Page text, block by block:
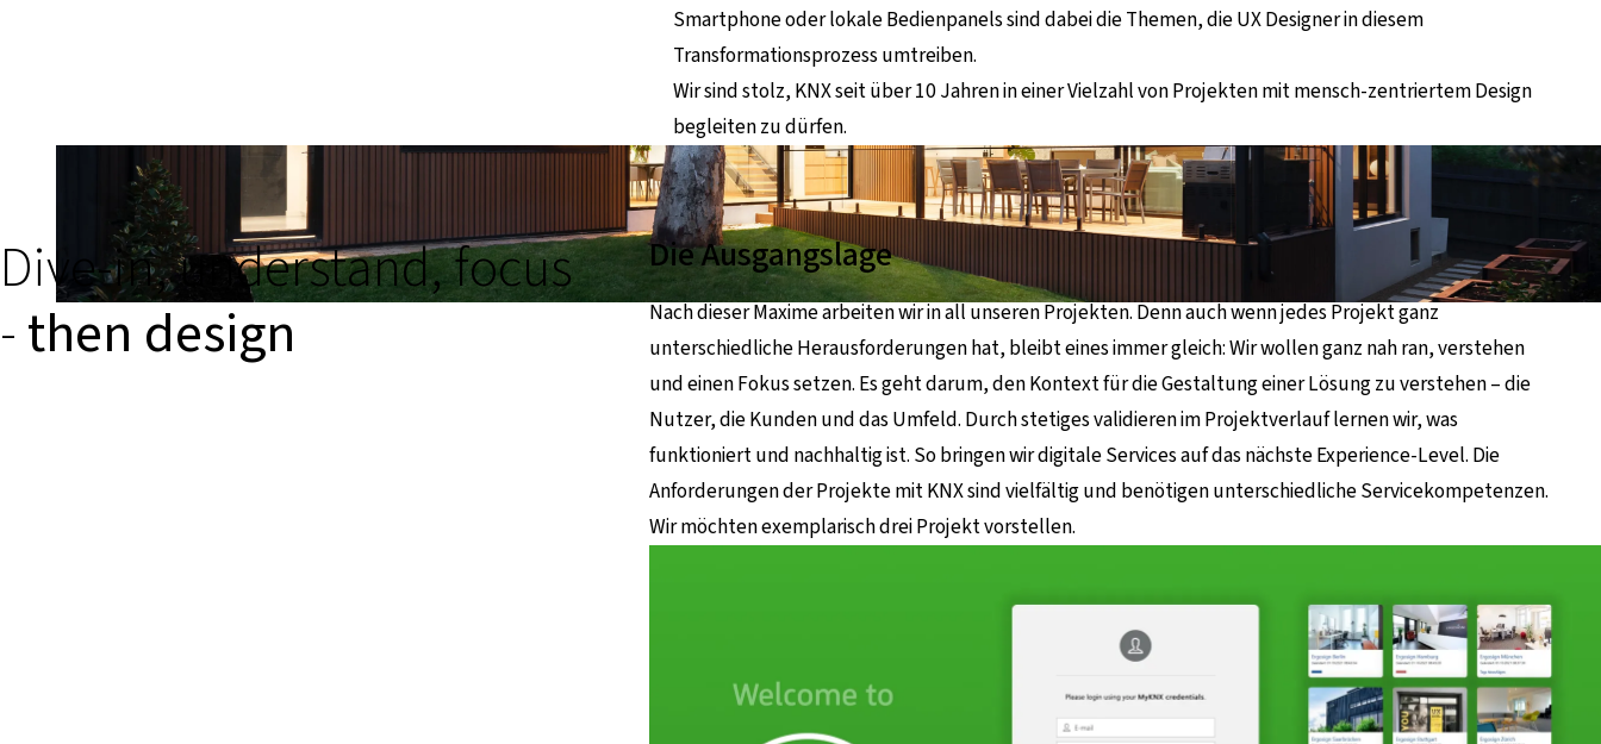
Smartphone oder lokale Bedienpanels sind dabei die Themen, die UX Designer in diesem
Transformationsprozess umtreiben.
Wir sind stolz, KNX seit über 10 Jahren in einer Vielzahl von Projekten mit mensch-zentriertem Design
begleiten zu dürfen.
Dive-in, understand, focus
-then design
Die Ausgangslage
Nach dieser Maxime arbeiten wir in all unseren Projekten. Denn auch wenn jedes Projekt ganz
unterschiedliche Herausforderungen hat, bleibt eines immer gleich: Wir wollen ganz nah ran, verstehen
und einen Fokus setzen. Es geht darum, den Kontext für die Gestaltung einer Lösung zu verstehen – die
Nutzer, die Kunden und das Umfeld. Durch stetiges validieren im Projektverlauf lernen wir, was
funktioniert und nachhaltig ist. So bringen wir digitale Services auf das nächste Experience-Level. Die
Anforderungen der Projekte mit KNX sind vielfältig und benötigen unterschiedliche Servicekompetenzen.
Wir möchten exemplarisch drei Projekt vorstellen.